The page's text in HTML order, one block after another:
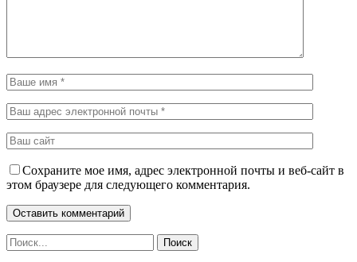
Сохраните мое имя, адрес электронной почты и веб-сайт в
этом браузере для следующего комментария.